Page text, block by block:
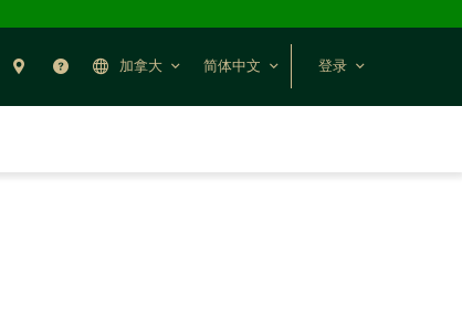
搜索 分行预约帮助 加拿大 简体中文 登录